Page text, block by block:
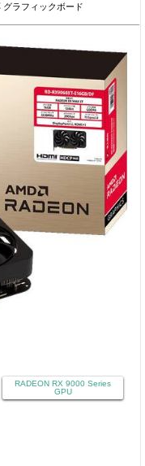
ラフィックボード
RADEON RX 9000 Series
GPU